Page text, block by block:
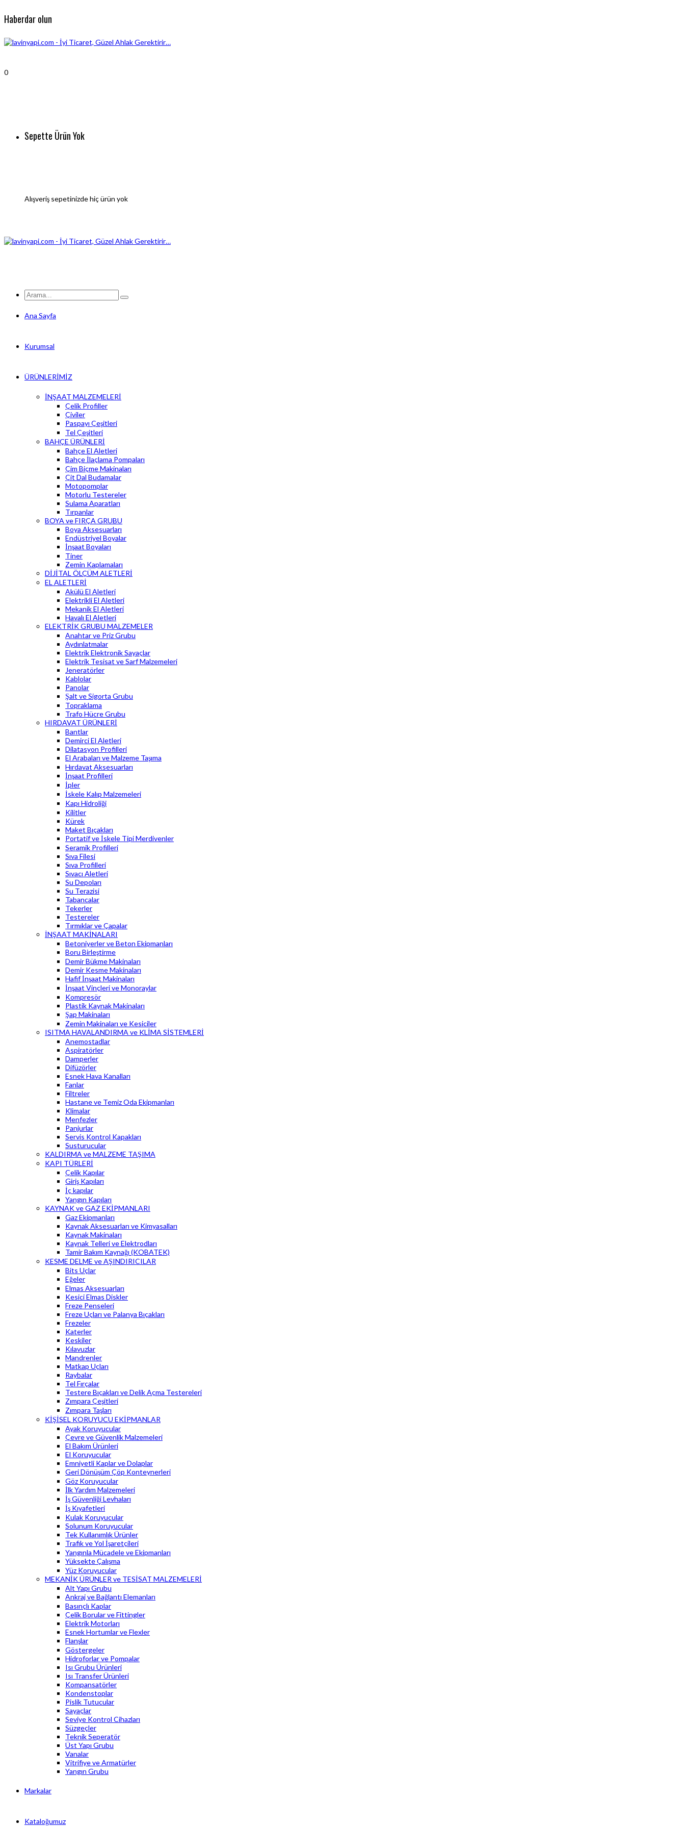
Haberdar olun
0
Sepette Ürün Yok
Alışveriş sepetinizde hiç ürün yok
Ana Sayfa
Kurumsal
ÜRÜNLERİMİZ
İNŞAAT MALZEMELERİ
Çelik Profiller
Çiviler
Paspayı Çeşitleri
Tel Çeşitleri
BAHÇE ÜRÜNLERİ
Bahçe El Aletleri
Bahçe İlaçlama Pompaları
Çim Biçme Makinaları
Çit Dal Budamalar
Motopomplar
Motorlu Testereler
Sulama Aparatları
Tırpanlar
BOYA ve FIRÇA GRUBU
Boya Aksesuarları
Endüstriyel Boyalar
İnşaat Boyaları
Tiner
Zemin Kaplamaları
DİJİTAL ÖLÇÜM ALETLERİ
EL ALETLERİ
Akülü El Aletleri
Elektrikli El Aletleri
Mekanik El Aletleri
Havalı El Aletleri
ELEKTRİK GRUBU MALZEMELER
Anahtar ve Priz Grubu
Aydınlatmalar
Elektrik Elektronik Sayaçlar
Elektrik Tesisat ve Sarf Malzemeleri
Jeneratörler
Kablolar
Panolar
Şalt ve Sigorta Grubu
Topraklama
Trafo Hücre Grubu
HIRDAVAT ÜRÜNLERİ
Bantlar
Demirci El Aletleri
Dilatasyon Profilleri
El Arabaları ve Malzeme Taşıma
Hırdavat Aksesuarları
İnşaat Profilleri
İpler
İskele Kalıp Malzemeleri
Kapı Hidroliği
Kilitler
Kürek
Maket Bıçakları
Portatif ve İskele Tipi Merdivenler
Seramik Profilleri
Sıva Filesi
Sıva Profilleri
Sıvacı Aletleri
Su Depoları
Su Terazisi
Tabancalar
Tekerler
Testereler
Tırmıklar ve Çapalar
İNŞAAT MAKİNALARI
Betoniyerler ve Beton Ekipmanları
Boru Birleştirme
Demir Bükme Makinaları
Demir Kesme Makinaları
Hafif İnşaat Makinaları
İnşaat Vinçleri ve Monoraylar
Kompresör
Plastik Kaynak Makinaları
Şap Makinaları
Zemin Makinaları ve Kesiciler
ISITMA HAVALANDIRMA ve KLİMA SİSTEMLERİ
Anemostadlar
Aspiratörler
Damperler
Difüzörler
Esnek Hava Kanalları
Fanlar
Filtreler
Hastane ve Temiz Oda Ekipmanları
Klimalar
Menfezler
Panjurlar
Servis Kontrol Kapakları
Susturucular
KALDIRMA ve MALZEME TAŞIMA
KAPI TÜRLERİ
Çelik Kapılar
Giriş Kapıları
İç kapılar
Yangın Kapıları
KAYNAK ve GAZ EKİPMANLARI
Gaz Ekipmanları
Kaynak Aksesuarları ve Kimyasalları
Kaynak Makinaları
Kaynak Telleri ve Elektrodları
Tamir Bakım Kaynağı (KOBATEK)
KESME DELME ve AŞINDIRICILAR
Bits Uçlar
Eğeler
Elmas Aksesuarları
Kesici Elmas Diskler
Freze Penseleri
Freze Uçları ve Palanya Bıçakları
Frezeler
Katerler
Keskiler
Kılavuzlar
Mandrenler
Matkap Uçları
Raybalar
Tel Fırçalar
Testere Bıçakları ve Delik Açma Testereleri
Zımpara Çeşitleri
Zımpara Taşları
KİŞİSEL KORUYUCU EKİPMANLAR
Ayak Koruyucular
Çevre ve Güvenlik Malzemeleri
El Bakım Ürünleri
El Koruyucular
Emniyetli Kaplar ve Dolaplar
Geri Dönüşüm Çöp Konteynerleri
Göz Koruyucular
İlk Yardım Malzemeleri
İş Güvenliği Levhaları
İş Kıyafetleri
Kulak Koruyucular
Solunum Koruyucular
Tek Kullanımlık Ürünler
Trafik ve Yol İşaretçileri
Yangınla Mücadele ve Ekipmanları
Yüksekte Çalışma
Yüz Koruyucular
MEKANİK ÜRÜNLER ve TESİSAT MALZEMELERİ
Alt Yapı Grubu
Ankraj ve Bağlantı Elemanları
Basınçlı Kaplar
Çelik Borular ve Fittingler
Elektrik Motorları
Esnek Hortumlar ve Flexler
Flanşlar
Göstergeler
Hidroforlar ve Pompalar
Isı Grubu Ürünleri
Isı Transfer Ürünleri
Kompansatörler
Kondenstoplar
Pislik Tutucular
Sayaçlar
Seviye Kontrol Cihazları
Süzgeçler
Teknik Seperatör
Üst Yapı Grubu
Vanalar
Vitrifiye ve Armatürler
Yangın Grubu
Markalar
Kataloğumuz